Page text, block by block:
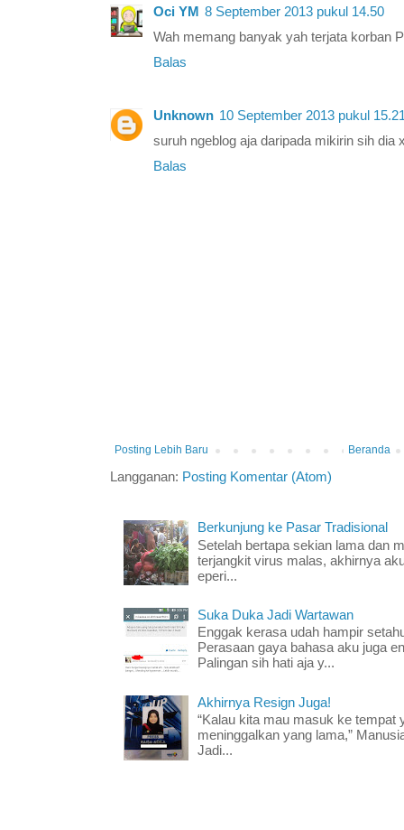
Oci YM 8 September 2013 pukul 14.50
Wah memang banyak yah terjata korban
Balas
Unknown 10 September 2013 pukul
suruh ngeblog aja daripada mikirin sih dia
Balas
Posting Lebih Baru Beranda
Langganan: Posting Komentar (Atom)
Berkunjung ke Pasar Tradisional
Setelah bertapa sekian lama dan
terjangkit virus malas, akhirnya
eperi...
Suka Duka Jadi Wartawan
Enggak kerasa udah hampir
Perasaan gaya bahasa aku juga
Palingan sih hati aja y...
Akhirnya Resign Juga!
“Kalau kita mau masuk ke tempat
meninggalkan yang lama,”
Jadi...